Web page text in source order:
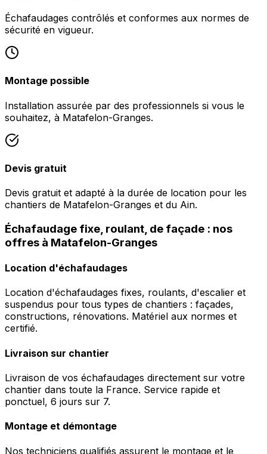
Échafaudages contrôlés et conformes aux normes de
sécurité en vigueur.
Montage possible
Installation assurée par des professionnels si vous le
souhaitez, à Matafelon-Granges.
Devis gratuit
Devis gratuit et adapté à la durée de location pour les
chantiers de Matafelon-Granges et du Ain.
Échafaudage fixe, roulant, de façade : nos
offres à Matafelon-Granges
Location d'échafaudages
Location d'échafaudages fixes, roulants, d'escalier et
suspendus pour tous types de chantiers : façades,
constructions, rénovations. Matériel aux normes et
certifié.
Livraison sur chantier
Livraison de vos échafaudages directement sur votre
chantier dans toute la France. Service rapide et
ponctuel, 6 jours sur 7.
Montage et démontage
Nos techniciens qualifiés assurent le montage et le